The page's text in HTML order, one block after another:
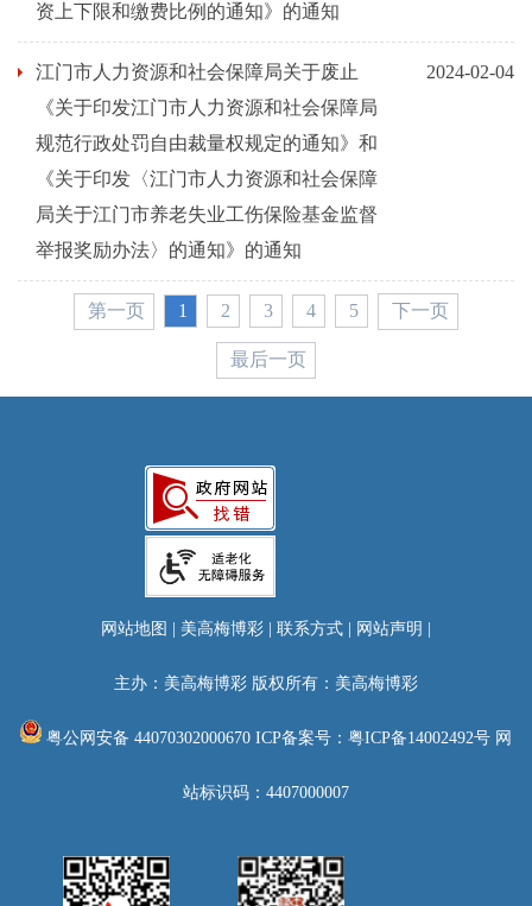
资上下限和缴费比例的通知》的通知
江门市人力资源和社会保障局关于废止
《关于印发江门市人力资源和社会保障局
规范行政处罚自由裁量权规定的通知》和
《关于印发〈江门市人力资源和社会保障
局关于江门市养老失业工伤保险基金监督
举报奖励办法〉的通知》的通知
2024-02-04
第一页 1 2 3 4 5 下一页
最后一页
网站地图 美高梅博彩 联系方式 网站声明
主办：美高梅博彩 版权所有：美高梅博彩
粤公网安备 44070302000670 ICP备案号：粤ICP备14002492号 网
站标识码：4407000007